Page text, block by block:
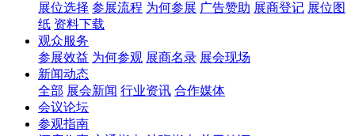
展位选择 参展流程 为何参展 广告赞助 展商登记 展位图
纸 资料下载
观众服务
参展效益 为何参观 展商名录 展会现场
新闻动态
全部 展会新闻 行业资讯 合作媒体
会议论坛
参观指南